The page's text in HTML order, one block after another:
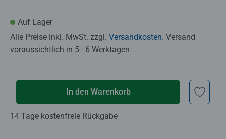
Auf Lager
Alle Preise inkl. MwSt. zzgl. Versandkosten. Versand
voraussichtlich in 5 - 6 Werktagen
In den Warenkorb
14 Tage kostenfreie Rückgabe